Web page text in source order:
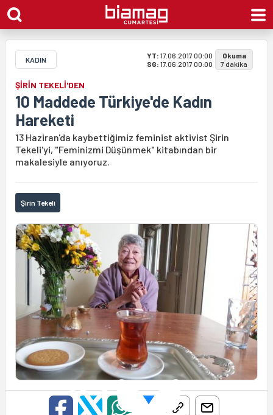
KADIN YT: 17.06.2017 00:00
SG: 17.06.2017 00:00
Okuma
7 dakika
ŞİRİN TEKELİ'DEN
10 Maddede Türkiye'de Kadın
Hareketi
13 Haziran'da kaybettiğimiz feminist aktivist Şirin
Tekeli'yi, "Feminizmi Düşünmek" kitabından bir
makalesiyle anıyoruz.
Şirin Tekeli